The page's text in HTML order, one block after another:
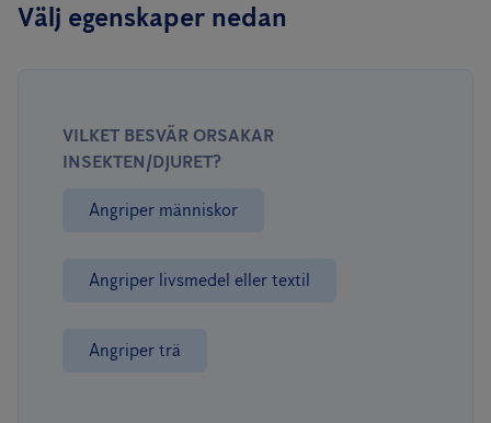
Välj egenskaper nedan
VILKET BESVÄR ORSAKAR
INSEKTEN/DJURET?
Angriper människor
Angriper livsmedel eller textil
Angriper trä